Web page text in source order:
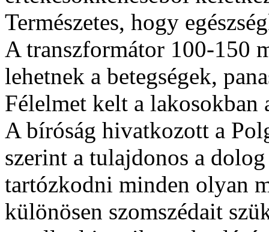
Természetes, hogy
A transzformátor 100-150
lehetnek a betegségek,
Félelmet kelt a lakosokban
A bíróság hivatkozott a
szerint a tulajdonos a
tartózkodni minden olyan
különösen szomszédait